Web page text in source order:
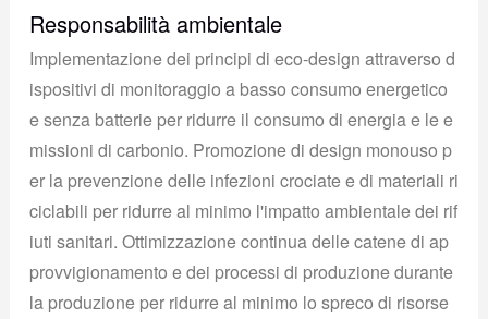
Responsabilità ambientale
Implementazione dei principi di eco-design attraverso d
ispositivi di monitoraggio a basso consumo energetico
e senza batterie per ridurre il consumo di energia e le e
missioni di carbonio. Promozione di design monouso p
er la prevenzione delle infezioni crociate e di materiali ri
ciclabili per ridurre al minimo l'impatto ambientale dei rif
iuti sanitari. Ottimizzazione continua delle catene di ap
provvigionamento e dei processi di produzione durante
la produzione per ridurre al minimo lo spreco di risorse